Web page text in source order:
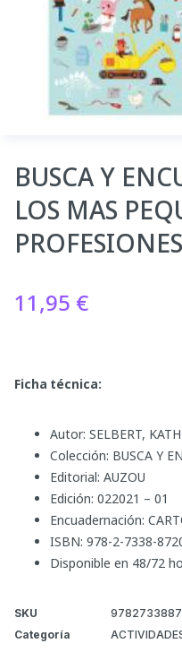
BUSCA Y
LOS MAS
PROFESIONES
11,95 €
Ficha técnica:
Autor: SELBERT,
Colección: BUSCA Y
Editorial: AUZOU
Edición: 022021 – 01
Encuadernación:
ISBN: 978-2-7338-
Disponible en 48/72
SKU
Categoría